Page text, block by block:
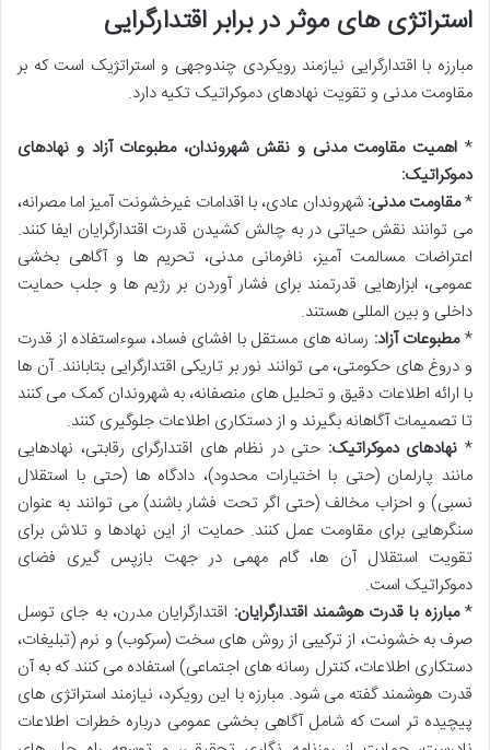
استراتژی های موثر در برابر اقتدارگرایی
مبارزه با اقتدارگرایی نیازمند رویکردی چندوجهی و استراتژیک است که بر
مقاومت مدنی و تقویت نهادهای دموکراتیک تکیه دارد.
* اهمیت مقاومت مدنی و نقش شهروندان، مطبوعات آزاد و نهادهای
دموکراتیک:
*مقاومت مدنی: شهروندان عادی، با اقدامات غیرخشونت آمیز اما مصرانه،
می توانند نقش حیاتی در به چالش کشیدن قدرت اقتدارگرایان ایفا کنند.
اعتراضات مسالمت آمیز، نافرمانی مدنی، تحریم ها و آگاهی بخشی
عمومی، ابزارهایی قدرتمند برای فشار آوردن بر رژیم ها و جلب حمایت
داخلی و بین المللی هستند.
*مطبوعات آزاد: رسانه های مستقل با افشای فساد، سوءاستفاده از قدرت
و دروغ های حکومتی، می توانند نور بر تاریکی اقتدارگرایی بتابانند. آن ها
با ارائه اطلاعات دقیق و تحلیل های منصفانه، به شهروندان کمک می کنند
تا تصمیمات آگاهانه بگیرند و از دستکاری اطلاعات جلوگیری کنند.
* نهادهای دموکراتیک: حتی در نظام های اقتدارگرای رقابتی، نهادهایی
مانند پارلمان (حتی با اختیارات محدود)، دادگاه ها (حتی با استقلال
نسبی) و احزاب مخالف (حتی اگر تحت فشار باشند) می توانند به عنوان
سنگرهایی برای مقاومت عمل کنند. حمایت از این نهادها و تلاش برای
تقویت استقلال آن ها، گام مهمی در جهت بازپس گیری فضای
دموکراتیک است.
*مبارزه با قدرت هوشمند اقتدارگرایان: اقتدارگرایان مدرن، به جای توسل
صرف به خشونت، از ترکیبی از روش های سخت (سرکوب) و نرم (تبلیغات،
دستکاری اطلاعات، کنترل رسانه های اجتماعی) استفاده می کنند که به آن
قدرت هوشمند گفته می شود. مبارزه با این رویکرد، نیازمند استراتژی های
پیچیده تر است که شامل آگاهی بخشی عمومی درباره خطرات اطلاعات